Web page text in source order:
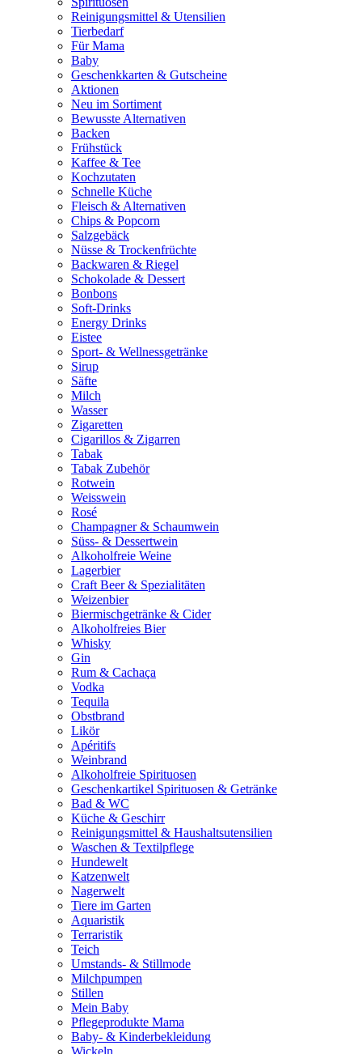
Reinigungsmittel & Utensilien
Tierbedarf
Für Mama
Baby
Geschenkkarten & Gutscheine
Aktionen
Neu im Sortiment
Bewusste Alternativen
Backen
Frühstück
Kaffee & Tee
Kochzutaten
Schnelle Küche
Fleisch & Alternativen
Chips & Popcorn
Salzgebäck
Nüsse & Trockenfrüchte
Backwaren & Riegel
Schokolade & Dessert
Bonbons
Soft-Drinks
Energy Drinks
Eistee
Sport- & Wellnessgetränke
Sirup
Säfte
Milch
Wasser
Zigaretten
Cigarillos & Zigarren
Tabak
Tabak Zubehör
Rotwein
Weisswein
Rosé
Champagner & Schaumwein
Süss- & Dessertwein
Alkoholfreie Weine
Lagerbier
Craft Beer & Spezialitäten
Weizenbier
Biermischgetränke & Cider
Alkoholfreies Bier
Whisky
Gin
Rum & Cachaça
Vodka
Tequila
Obstbrand
Likör
Apéritifs
Weinbrand
Alkoholfreie Spirituosen
Geschenkartikel Spirituosen & Getränke
Bad & WC
Küche & Geschirr
Reinigungsmittel & Haushaltsutensilien
Waschen & Textilpflege
Hundewelt
Katzenwelt
Nagerwelt
Tiere im Garten
Aquaristik
Terraristik
Teich
Umstands- & Stillmode
Milchpumpen
Stillen
Mein Baby
Pflegeprodukte Mama
Baby- & Kinderbekleidung
Wickeln